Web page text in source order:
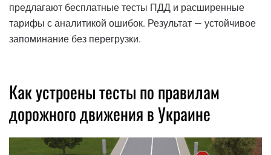
предлагают бесплатные тесты ПДД и расширенные
тарифы с аналитикой ошибок. Результат — устойчивое
запоминание без перегрузки.
Как устроены тесты по правилам
дорожного движения в Украине